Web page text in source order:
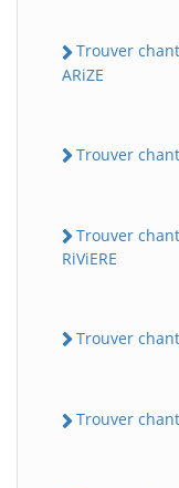
Trouver
ARiZE
Trouver
Trouver
RiViERE
Trouver
Trouver